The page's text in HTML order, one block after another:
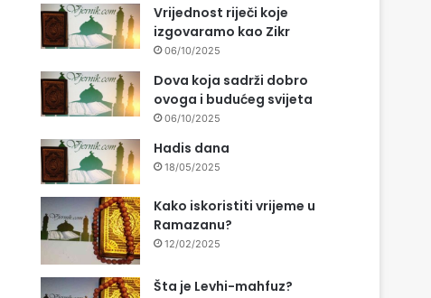
Vrijednost riječi koje
izgovaramo kao Zikr
06/10/2025
Dova koja sadrži dobro
ovoga i budućeg svijeta
06/10/2025
Hadis dana
18/05/2025
Kako iskoristiti vrijeme u
Ramazanu?
12/02/2025
Šta je Levhi-mahfuz?